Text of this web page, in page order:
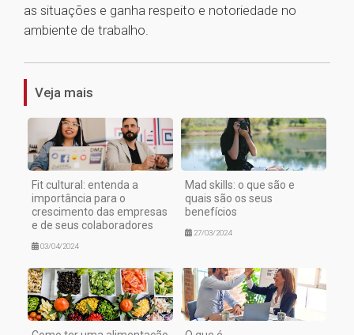
as situações e ganha respeito e notoriedade no
ambiente de trabalho.
Veja mais
Fit cultural: entenda a
importância para o
crescimento das empresas
e de seus colaboradores
03/04/2024
Mad skills: o que são e
quais são os seus
benefícios
27/03/2024